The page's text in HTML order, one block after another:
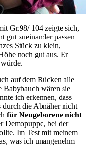
Gr.98/ 104 zeigte sich,
gut zueinander passen.
Stück zu klein,
noch gut aus. Er
auf dem Rücken alle
Babybauch wären sie
ich erkennen, dass
durch die Abnäher nicht
für Neugeborene nicht
Demopuppe, bei der
Im Test mit meinem
was ich unangenehm